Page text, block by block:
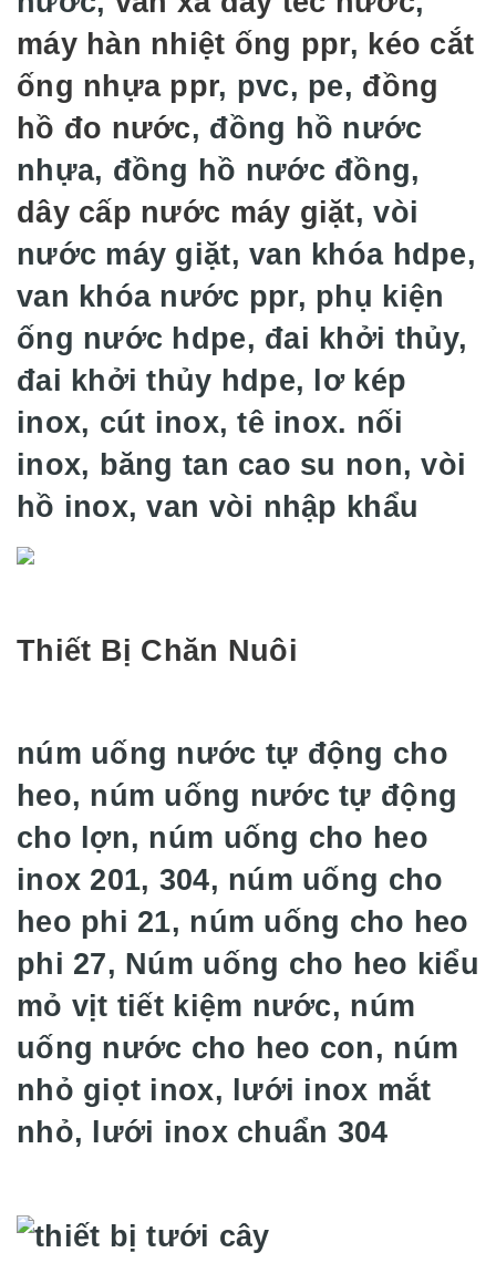
máy hàn nhiệt ống ppr, kéo cắt
ống nhựa ppr, pvc, pe, đồng
hồ đo nước, đồng hồ nước
nhựa, đồng hồ nước đồng,
dây cấp nước máy giặt, vòi
nước máy giặt, van khóa hdpe,
van khóa nước ppr, phụ kiện
ống nước hdpe, đai khởi thủy,
đai khởi thủy hdpe, lơ kép
inox, cút inox, tê inox. nối
inox, băng tan cao su non, vòi
hồ inox, van vòi nhập khẩu
Thiết Bị Chăn Nuôi
núm uống nước tự động cho
heo, núm uống nước tự động
cho lợn, núm uống cho heo
inox 201, 304, núm uống cho
heo phi 21, núm uống cho heo
phi 27, Núm uống cho heo kiểu
mỏ vịt tiết kiệm nước, núm
uống nước cho heo con, núm
nhỏ giọt inox, lưới inox mắt
nhỏ, lưới inox chuẩn 304